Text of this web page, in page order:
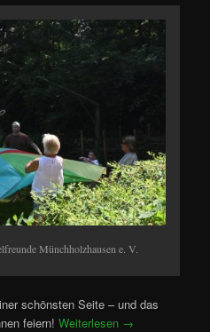
Münchholzhausen e. V.
schönsten Seite – und das
feiern!Weiterlesen →